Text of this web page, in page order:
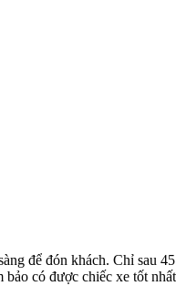
để đón khách. Chỉ sau
có được chiếc xe tốt